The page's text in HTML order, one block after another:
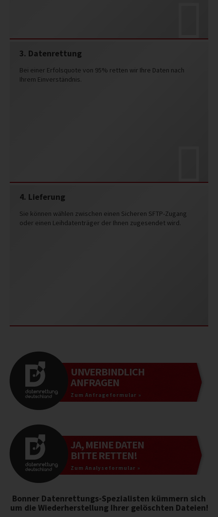
3. Datenrettung
Bei einer Erfolsquote von 95% retten wir Ihre Daten nach
Ihrem Einverständnis.
4. Lieferung
Sie können wählen zwischen einen Sicheren SFTP-Zugang
oder einen Leihdatenträger der Ihnen zugesendet wird.
UNVERBINDLICH
ANFRAGEN
Zum Anfrageformular »
JA, MEINE DATEN
BITTE RETTEN!
Zum Analyseformular »
Bonner Datenrettungs-Spezialisten kümmern sich
um die Wiederherstellung Ihrer gelöschten Dateien!